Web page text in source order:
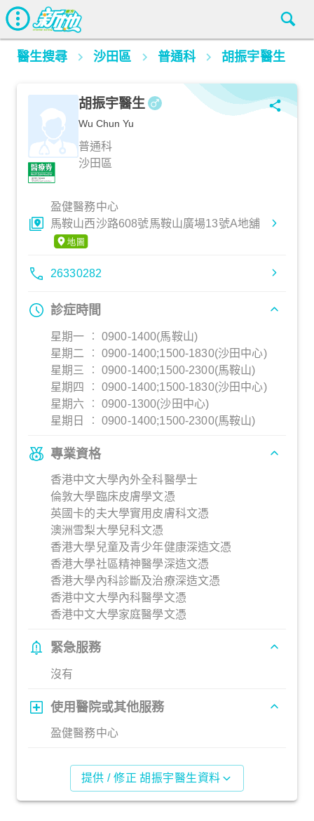
醫生搜尋 沙田區 普通科 胡振宇醫生
胡振宇醫生
Wu Chun Yu
普通科
沙田區
盈健醫務中心
馬鞍山西沙路608號馬鞍山廣場13號A地舖
26330282
診症時間
星期一 ︰ 0900-1400(馬鞍山)
星期二 ︰ 0900-1400;1500-1830(沙田中心)
星期三 ︰ 0900-1400;1500-2300(馬鞍山)
星期四 ︰ 0900-1400;1500-1830(沙田中心)
星期六 ︰ 0900-1300(沙田中心)
星期日 ︰ 0900-1400;1500-2300(馬鞍山)
專業資格
香港中文大學內外全科醫學士
倫敦大學臨床皮膚學文憑
英國卡的夫大學實用皮膚科文憑
澳洲雪梨大學兒科文憑
香港大學兒童及青少年健康深造文憑
香港大學社區精神醫學深造文憑
香港大學內科診斷及治療深造文憑
香港中文大學內科醫學文憑
香港中文大學家庭醫學文憑
緊急服務
沒有
使用醫院或其他服務
盈健醫務中心
提供 / 修正 胡振宇醫生資料